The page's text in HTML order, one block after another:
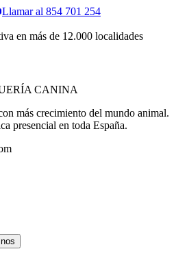
Llamar al 854 701 254
en más de 12.000 localidades
CANINA
más crecimiento del mundo animal.
presencial en toda España.